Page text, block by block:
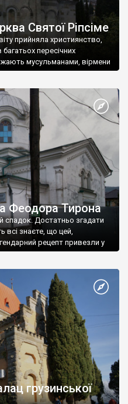
Святої Ріпсіме
прийняла християнство,
пересічних
мусульманами, вірмени
Феодора Тирона
спадок. Достатньо згадати
всі знаєте, що цей,
рецепт привезли у
грузинської